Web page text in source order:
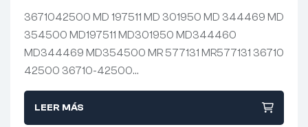
3671042500 MD 197511 MD 301950 MD 344469 MD
354500 MD197511 MD301950 MD344460
MD344469 MD354500 MR 577131 MR577131 36710
42500 36710-42500…
LEER MÁS